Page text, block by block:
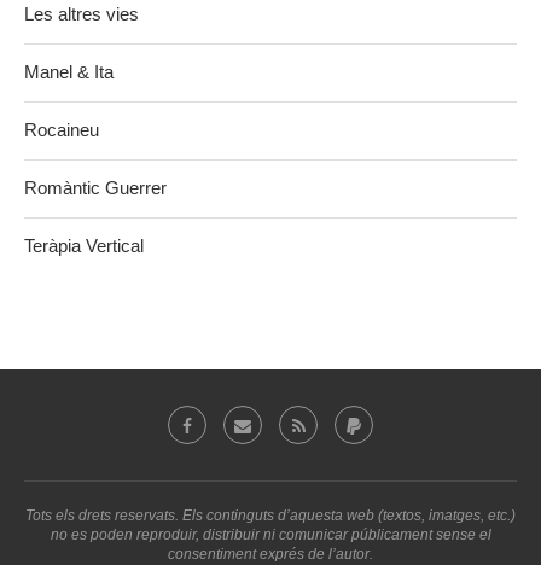
Les altres vies
Manel & Ita
Rocaineu
Romàntic Guerrer
Teràpia Vertical
Tots els drets reservats. Els continguts d’aquesta web (textos, imatges, etc.)
no es poden reproduir, distribuir ni comunicar públicament sense el
consentiment exprés de l’autor.